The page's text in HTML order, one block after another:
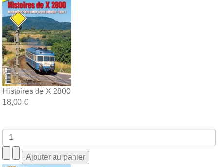
Histoires de X 2800
18,00 €